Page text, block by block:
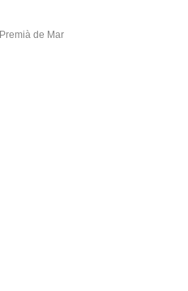
Premià de Mar